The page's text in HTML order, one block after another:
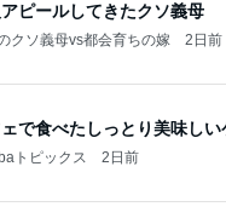
ピールしてきたクソ義母
クソ義母vs都会育ちの嫁 2日前
で食べたしっとり美味しい
トピックス 2日前